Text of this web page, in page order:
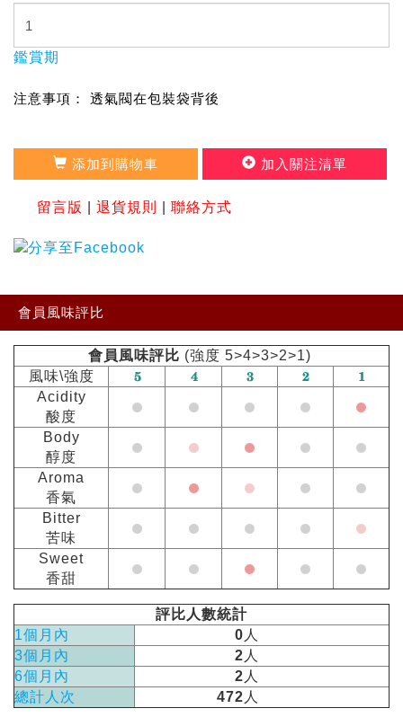
鑑賞期
注意事項： 透氣閥在包裝袋背後
添加到購物車 加入關注清單
留言版 退貨規則 聯絡方式
會員風味評比
會員風味評比 (強度 5>4>3>2>1)
風味\強度
Acidity
酸度
Body
醇度
Aroma
香氣
Bitter
苦味
Sweet
香甜
評比人數統計
1個月內
0 人
3個月內
2 人
6個月內
2 人
總計人次
472 人